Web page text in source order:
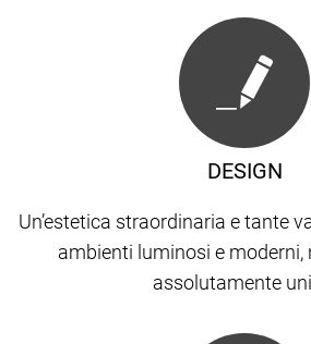
DESIGN
Un’estetica straordinaria e tante
ambienti luminosi e moderni,
assolutamente